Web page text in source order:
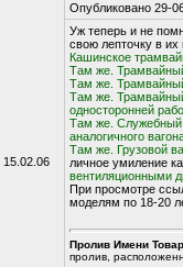
15.02.06
Опубликовано 29-
Уж теперь и не
свою лепточку в их
Кашинское
Там же.
Там же.
Там же.
односторонней
Там же. Служебный
аналогичного
Там же. Грузовой
личное умиление
вентиляционными
При просмотре
моделям по 18-20
Пролив Имени
пролив,